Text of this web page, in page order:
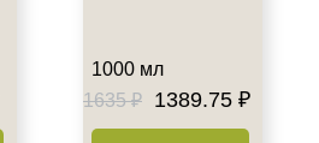
1000 мл
1635 ₽
1389.75 ₽